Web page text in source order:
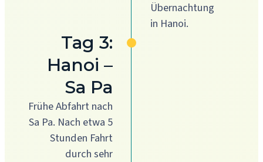
Übernachtung
in Hanoi.
Tag 3:
Hanoi –
Sa Pa
Frühe Abfahrt nach
Sa Pa. Nach etwa 5
Stunden Fahrt
durch sehr